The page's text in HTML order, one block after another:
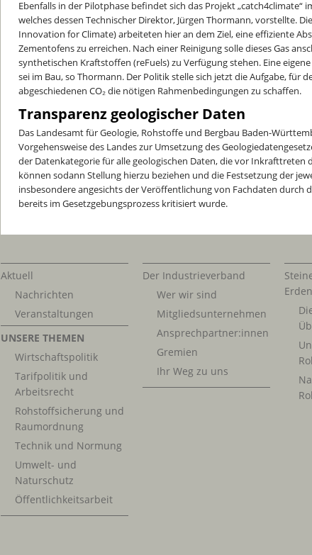
Ebenfalls in der Pilotphase befindet sich das Projekt „catch4climate“
welches dessen Technischer Direktor, Jürgen Thormann, vorstellte.
Innovation for Climate) arbeiteten hier an dem Ziel, eine effiziente
Zementofens zu erreichen. Nach einer Reinigung solle dieses Gas
synthetischen Kraftstoffen (reFuels) zu Verfügung stehen. Eine
sei im Bau, so Thormann. Der Politik stelle sich jetzt die Aufgabe, für
abgeschiedenen CO₂ die nötigen Rahmenbedingungen zu schaffen.
Transparenz geologischer Daten
Das Landesamt für Geologie, Rohstoffe und Bergbau Baden-
Vorgehensweise des Landes zur Umsetzung des
der Datenkategorie für alle geologischen Daten, die vor Inkrafttreten
können sodann Stellung hierzu beziehen und die Festsetzung der
insbesondere angesichts der Veröffentlichung von Fachdaten durch
bereits im Gesetzgebungsprozess kritisiert wurde.
Aktuell
Nachrichten
Veranstaltungen
UNSERE THEMEN
Wirtschaftspolitik
Tarifpolitik und
Arbeitsrecht
Rohstoffsicherung und
Raumordnung
Technik und Normung
Umwelt- und
Naturschutz
Öffentlichkeitsarbeit
Der Industrieverband
Wer wir sind
Mitgliedsunternehmen
Ansprechpartner:innen
Gremien
Ihr Weg zu uns